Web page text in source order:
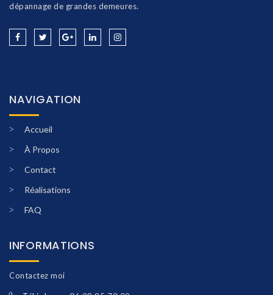
dépannage de grandes demeures.
NAVIGATION
Accueil
À Propos
Contact
Réalisations
FAQ
INFORMATIONS
Contactez moi